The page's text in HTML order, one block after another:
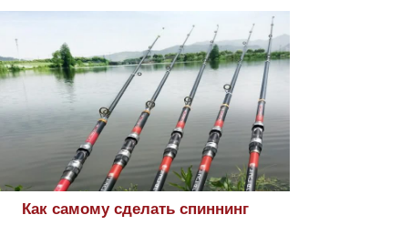
Как самому сделать спиннинг